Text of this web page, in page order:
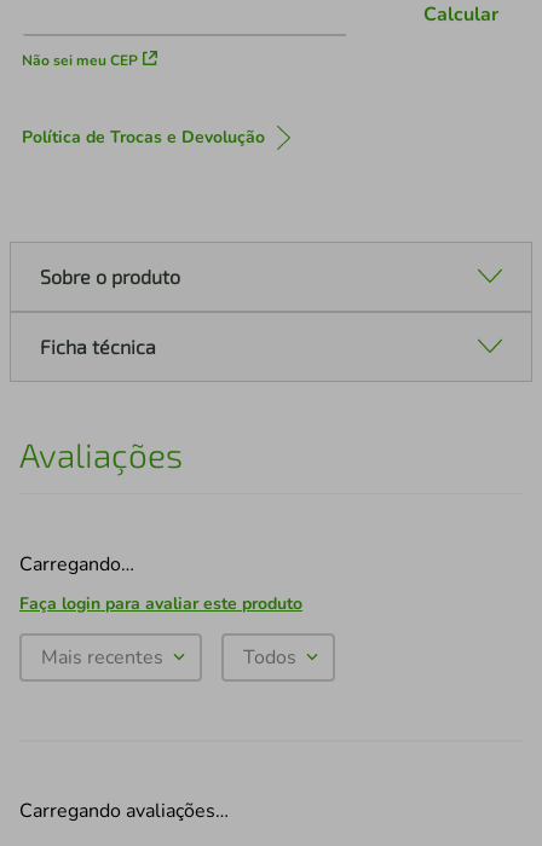
Não sei meu CEP
Calcular
Política de Trocas e Devolução
Sobre o produto
Ficha técnica
Avaliações
Carregando…
Faça login para avaliar este produto
Mais recentes Todos
Carregando avaliações…